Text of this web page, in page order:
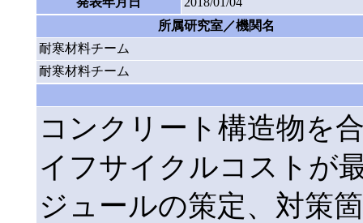
所属研究室／機関名
耐寒材料チーム
耐寒材料チーム
コンクリート構造物を
イフサイクルコストが
ジュールの策定、対策